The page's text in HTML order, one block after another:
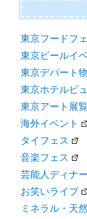
東京フードフ
東京ビールイ
東京デパート
東京ホテルビ
東京アート展
海外イベント
タイフェス
音楽フェス
芸能人ディナ
お笑いライブ
ミネラル・天